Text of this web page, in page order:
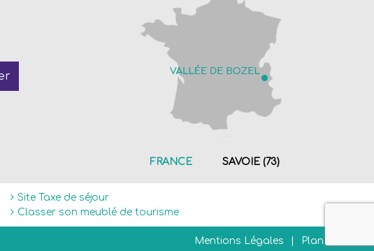
FRANCE SAVOIE (73)
Site Taxe de séjour
Classer son meublé de tourisme
Mentions Légales Plan du site